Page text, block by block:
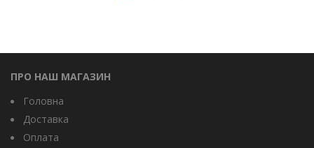
ПРО НАШ МАГАЗИН
Головна
Доставка
Оплата